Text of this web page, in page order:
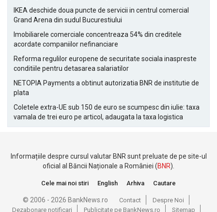
IKEA deschide doua puncte de servicii in centrul comercial
Grand Arena din sudul Bucurestiului
Imobiliarele comerciale concentreaza 54% din creditele
acordate companiilor nefinanciare
Reforma regulilor europene de securitate sociala inaspreste
conditiile pentru detasarea salariatilor
NETOPIA Payments a obtinut autorizatia BNR de institutie de
plata
Coletele extra-UE sub 150 de euro se scumpesc din iulie: taxa
vamala de trei euro pe articol, adaugata la taxa logistica
Informațiile despre cursul valutar BNR sunt preluate de pe site-ul
oficial al Băncii Naționale a României (BNR).
Cele mai noi stiri English Arhiva Cautare
© 2006 - 2026 BankNews.ro Contact
Despre Noi
Dezabonare notificari
Publicitate pe BankNews.ro Sitemap